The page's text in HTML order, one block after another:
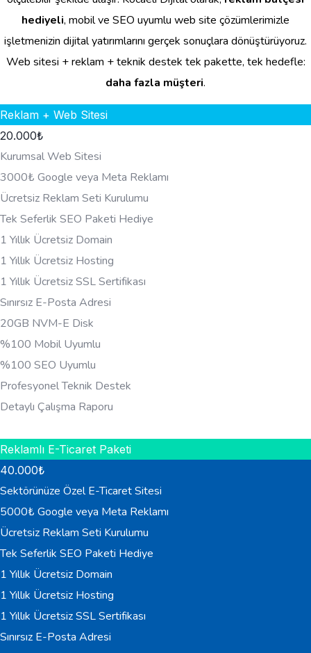
hediyeli, mobil ve SEO uyumlu web site çözümlerimizle
işletmenizin dijital yatırımlarını gerçek sonuçlara dönüştürüyoruz.
Web sitesi + reklam + teknik destek tek pakette, tek hedefle:
daha fazla müşteri.
Reklam + Web Sitesi
20.000₺
Kurumsal Web Sitesi
3000₺ Google veya Meta Reklamı
Ücretsiz Reklam Seti Kurulumu
Tek Seferlik SEO Paketi Hediye
1 Yıllık Ücretsiz Domain
1 Yıllık Ücretsiz Hosting
1 Yıllık Ücretsiz SSL Sertifikası
Sınırsız E-Posta Adresi
20GB NVM-E Disk
%100 Mobil Uyumlu
%100 SEO Uyumlu
Profesyonel Teknik Destek
Detaylı Çalışma Raporu
Reklamlı E-Ticaret Paketi
40.000₺
Sektörünüze Özel E-Ticaret Sitesi
5000₺ Google veya Meta Reklamı
Ücretsiz Reklam Seti Kurulumu
Tek Seferlik SEO Paketi Hediye
1 Yıllık Ücretsiz Domain
1 Yıllık Ücretsiz Hosting
1 Yıllık Ücretsiz SSL Sertifikası
Sınırsız E-Posta Adresi